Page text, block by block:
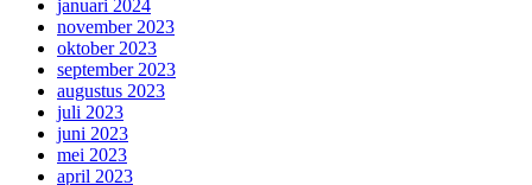
januari 2024
november 2023
oktober 2023
september 2023
augustus 2023
juli 2023
juni 2023
mei 2023
april 2023